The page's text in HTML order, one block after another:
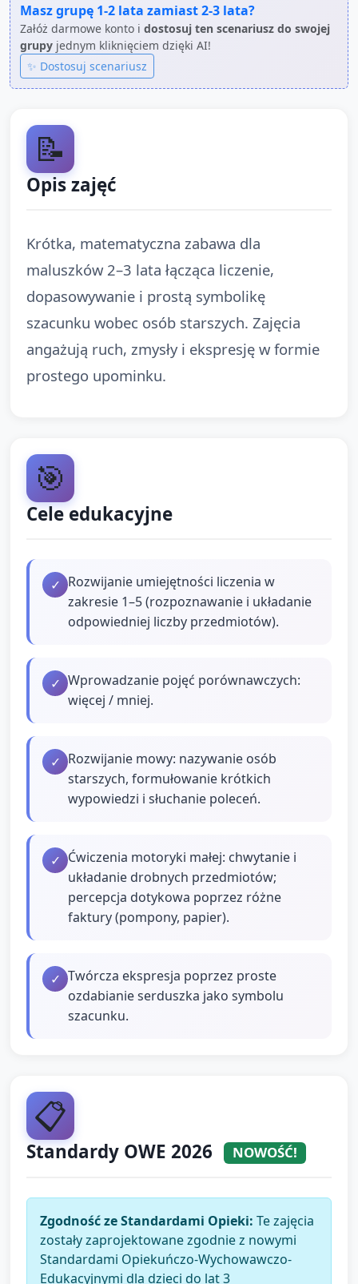
Masz grupę 1-2 lata zamiast2-3 lata?
Załóż darmowe konto i dostosuj ten scenariusz do swojej
grupy jednym kliknięciem dzięki AI!
✨ Dostosuj scenariusz
📝
Opis zajęć
Krótka, matematyczna zabawa dla
maluszków 2–3 lata łącząca liczenie,
dopasowywanie i prostą symbolikę
szacunku wobec osób starszych. Zajęcia
angażują ruch, zmysły i ekspresję w formie
prostego upominku.
🎯
Cele edukacyjne
✓ Rozwijanie umiejętności liczenia w
zakresie 1–5 (rozpoznawanie i układanie
odpowiedniej liczby przedmiotów).
✓ Wprowadzanie pojęć porównawczych:
więcej / mniej.
✓ Rozwijanie mowy: nazywanie osób
starszych, formułowanie krótkich
wypowiedzi i słuchanie poleceń.
✓ Ćwiczenia motoryki małej: chwytanie i
układanie drobnych przedmiotów;
percepcja dotykowa poprzez różne
faktury (pompony, papier).
✓ Twórcza ekspresja poprzez proste
ozdabianie serduszka jako symbolu
szacunku.
📋
Standardy OWE 2026 NOWOŚĆ!
Zgodność ze Standardami Opieki: Te zajęcia
zostały zaprojektowane zgodnie z nowymi
Standardami Opiekuńczo-Wychowawczo-
Edukacyjnymi dla dzieci do lat 3